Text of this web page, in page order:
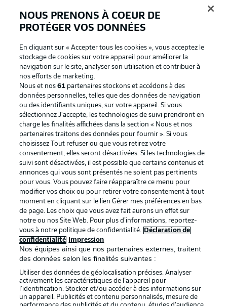
La publicité Conditions d’utilisation des
Mentions Légales Gérer mes préférences
Déclaration de
confidentialité
Diffuseurs
Travaux Contact
Impression Joueurs
NOUS PRENONS À COEUR DE
PROTÉGER VOS DONNÉES
En cliquant sur « Accepter tous les cookies », vous acceptez le
stockage de cookies sur votre appareil pour améliorer la
navigation sur le site, analyser son utilisation et contribuer à
nos efforts de marketing.
Nous et nos61 partenaires stockons et accédons à des
données personnelles, telles que des données de navigation
ou des identifiants uniques, sur votre appareil. Si vous
sélectionnez J'accepte, les technologies de suivi prendront en
charge les finalités affichées dans la section « Nous et nos
partenaires traitons des données pour fournir ». Si vous
choisissez Tout refuser ou que vous retirez votre
consentement, elles seront désactivées. Si les technologies de
suivi sont désactivées, il est possible que certains contenus et
annonces qui vous sont présentés ne soient pas pertinents
pour vous. Vous pouvez faire réapparaître ce menu pour
modifier vos choix ou pour retirer votre consentement à tout
moment en cliquant sur le lien Gérer mes préférences en bas
de page. Les choix que vous avez fait aurons un effet sur
notre ou nos Site Web. Pour plus d’informations, reportez-
vous à notre politique de confidentialité.
Déclaration de
confidentialité
Impression
Nos équipes ainsi que nos partenaires externes, traitent
des données selon les finalités suivantes :
Utiliser des données de géolocalisation précises. Analyser
activement les caractéristiques de l’appareil pour
l’identification. Stocker et/ou accéder à des informations sur
un appareil. Publicités et contenu personnalisés, mesure de